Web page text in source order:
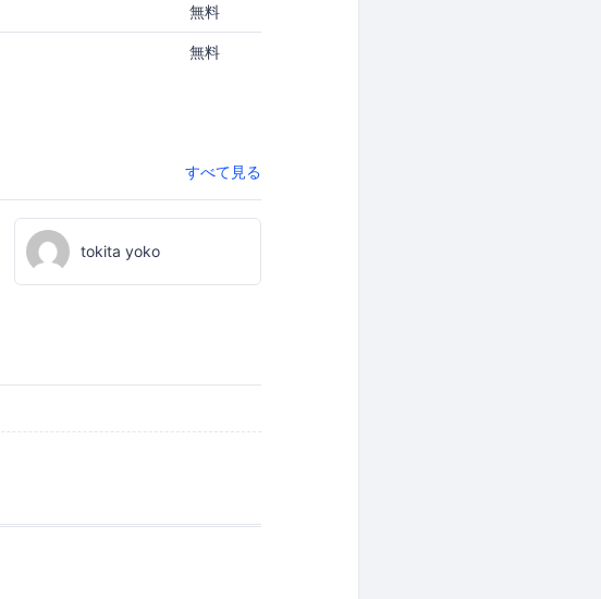
無料
無料
すべて見る
tokita yoko